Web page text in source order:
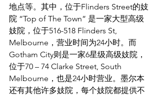
地点等。其中，位于Flinders Street的妓
院 “Top of The Town” 是一家大型高级
妓院，位于516-518 Flinders St,
Melbourne，营业时间为24小时。而
Gotham City则是一家6星级高级妓院，
位于70 – 74 Clarke Street, South
Melbourne，也是24小时营业。墨尔本
还有其他许多妓院，每个妓院都提供不